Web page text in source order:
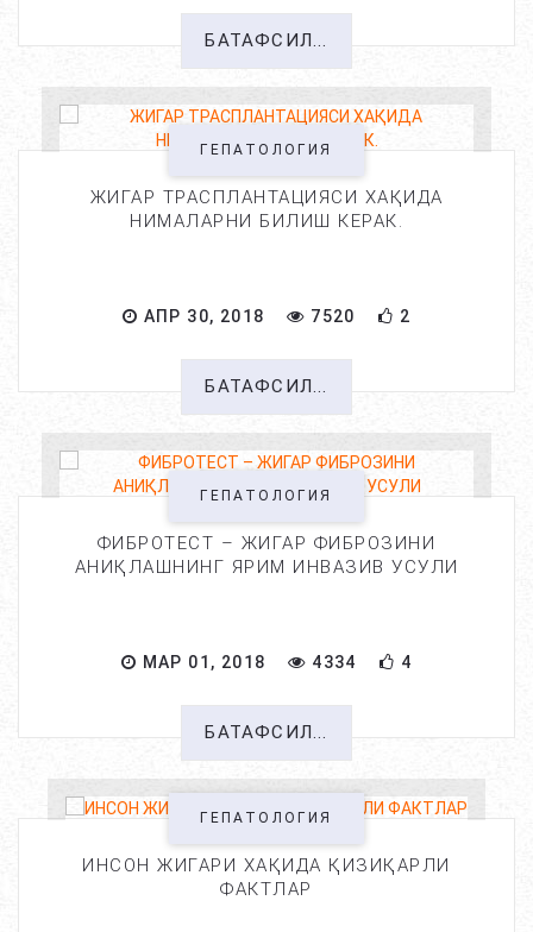
БАТАФСИЛ...
ГЕПАТОЛОГИЯ
ЖИГАР ТРАСПЛАНТАЦИЯСИ ХАҚИДА
НИМАЛАРНИ БИЛИШ КЕРАК.
АПР 30, 2018 7520 2
БАТАФСИЛ...
ГЕПАТОЛОГИЯ
ФИБРОТЕСТ – ЖИГАР ФИБРОЗИНИ
АНИҚЛАШНИНГ ЯРИМ ИНВАЗИВ УСУЛИ
МАР 01, 2018 4334 4
БАТАФСИЛ...
ГЕПАТОЛОГИЯ
ИНСОН ЖИГАРИ ХАҚИДА ҚИЗИҚАРЛИ
ФАКТЛАР